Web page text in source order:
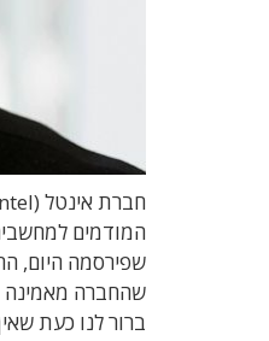
שפירסמה היום,
ברור לנו כעת